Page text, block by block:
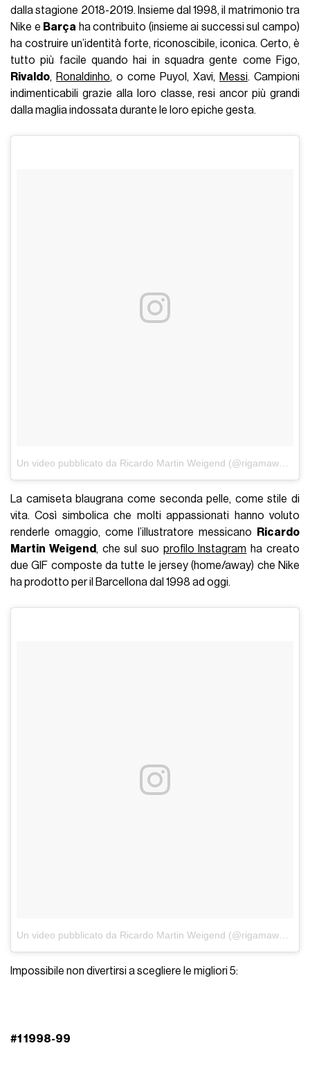
dalla stagione 2018-2019. Insieme dal 1998, il matrimonio tra
Nike e Barça ha contribuito (insieme ai successi sul campo)
ha costruire un’identità forte, riconoscibile, iconica. Certo, è
tutto più facile quando hai in squadra gente come Figo,
Rivaldo, Ronaldinho, o come Puyol, Xavi, Messi. Campioni
indimenticabili grazie alla loro classe, resi ancor più grandi
dalla maglia indossata durante le loro epiche gesta.
La camiseta blaugrana come seconda pelle, come stile di
vita. Così simbolica che molti appassionati hanno voluto
renderle omaggio, come l’illustratore messicano
Ricardo
Martin Weigend , che sul suo profilo Instagram ha creato
due GIF composte da tutte le jersey (home/away) che Nike
ha prodotto per il Barcellona dal 1998 ad oggi.
Impossibile non divertirsi a scegliere le migliori 5:
#1 1998-99